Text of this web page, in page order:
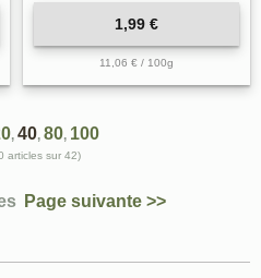
1,99 €
11,06 € / 100g
, 40, 80, 100
articles sur 42)
Page suivante >>